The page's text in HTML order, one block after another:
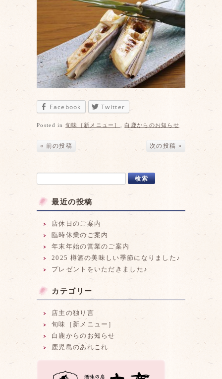
Facebook Twitter
Posted in 旬味［新メニュー］ ,白鹿からのお知らせ
« 前の投稿 次の投稿 »
最近の投稿
店休日のご案内
臨時休業のご案内
年末年始の営業のご案内
2025 樽酒の美味しい季節になりました♪
プレゼントをいただきました♪
カテゴリー
店主の独り言
旬味［新メニュー］
白鹿からのお知らせ
鹿児島のあれこれ